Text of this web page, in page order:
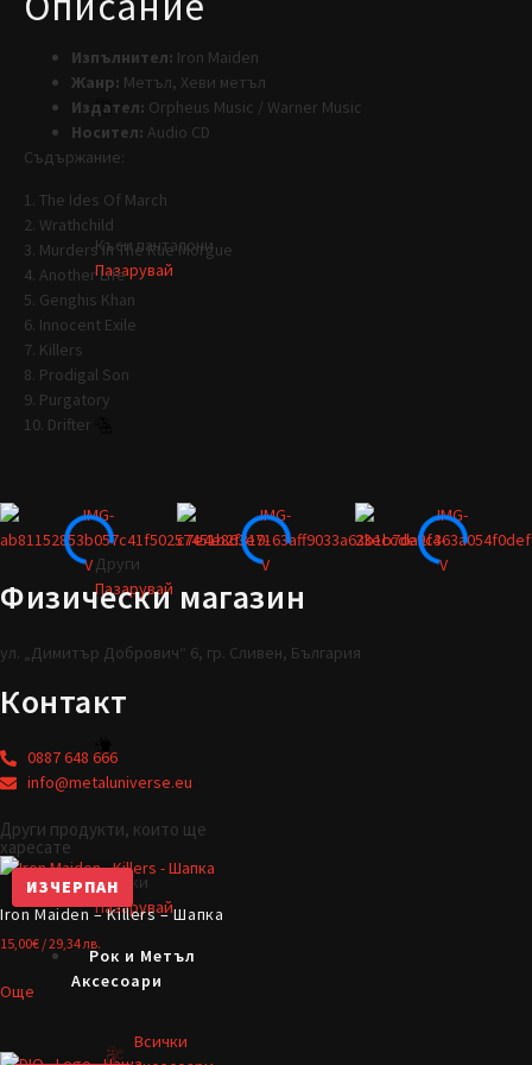
Къси панталони
Пазарувай
Други
Пазарувай
Всички
Пазарувай
Рок и Метъл
Аксесоари
Всички
Изпълнител: Iron Maiden
Жанр: Метъл, Хеви метъл
Издател: Orpheus Music / Warner Music
Носител: Audio CD
Съдържание:
1. The Ides Of March
2. Wrathchild
3. Murders In The Rue Morgue
4. Another Life
5. Genghis Khan
6. Innocent Exile
7. Killers
8. Prodigal Son
9. Purgatory
10. Drifter
Физически магазин
ул. „Димитър Добрович“ 6, гр. Сливен, България
Контакт
0887 648 666
info@metaluniverse.eu
Други продукти, които ще
харесате
ИЗЧЕРПАН
Iron Maiden – Killers – Шапка
15,00€ / 29,34 лв.
Още